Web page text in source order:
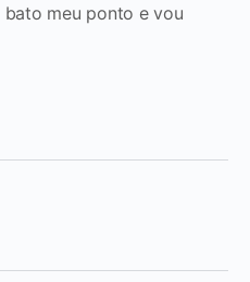
bato meu ponto e vou